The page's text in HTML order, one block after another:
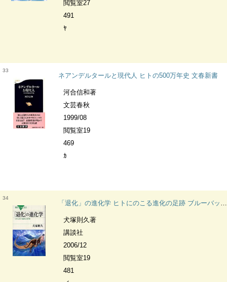
閲覧室27
491
ﾔ
33
ネアンデルタールと現代人 ヒトの500万年史 文春新書
河合信和著
文芸春秋
1999/08
閲覧室19
469
ｶ
34
「退化」の進化学 ヒトにのこる進化の足跡 ブルーバックス
犬塚則久著
講談社
2006/12
閲覧室19
481